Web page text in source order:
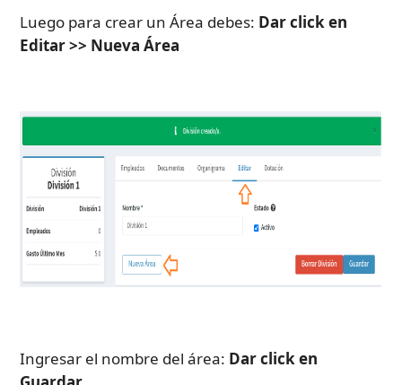
Luego para crear un Área debes: Dar click en
Editar >> Nueva Área
Ingresar el nombre del área: Dar click en